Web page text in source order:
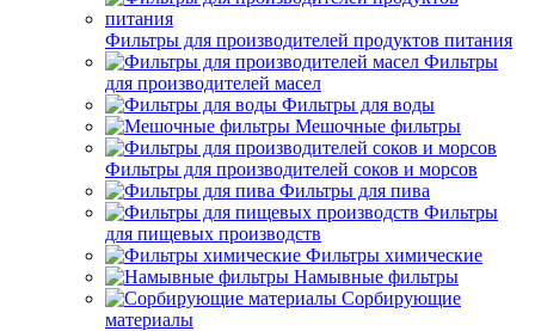
Фильтры для производителей продуктов питания
Фильтры
для производителей масел
Фильтры для воды
Мешочные фильтры
Фильтры для производителей соков и морсов
Фильтры для пива
Фильтры
для пищевых производств
Фильтры химические
Намывные фильтры
Сорбирующие
материалы